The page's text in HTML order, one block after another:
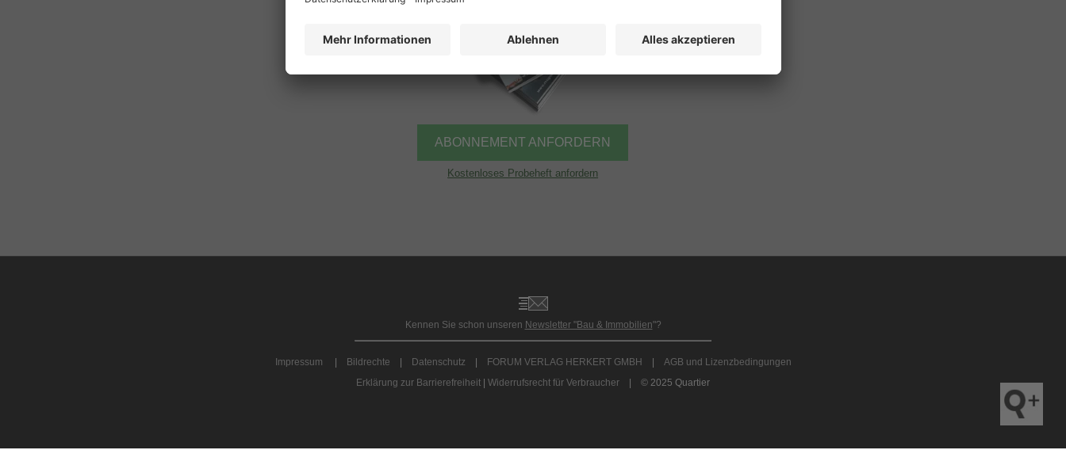
ABONNEMENT ANFORDERN
Kostenloses Probeheft anfordern
Kennen Sie schon unseren Newsletter "Bau & Immobilien"?
Impressum Bildrechte Datenschutz FORUM VERLAG HERKERT GMBH
AGB und Lizenzbedingungen
Erklärung zur Barrierefreiheit
Widerrufsrecht für Verbraucher | © 2025 Quartier